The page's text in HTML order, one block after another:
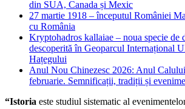
din SUA, Canada și Mexic
27 martie 1918 – începutul României
cu România
Kryptohadros kallaiae – noua specie de
descoperită în Geoparcul Internațional
Hațegului
Anul Nou Chinezesc 2026: Anul
februarie. Semnificații, tradiții și
“Istoria este studiul sistematic al